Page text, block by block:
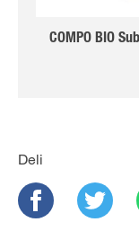
COMPO BIO
Deli